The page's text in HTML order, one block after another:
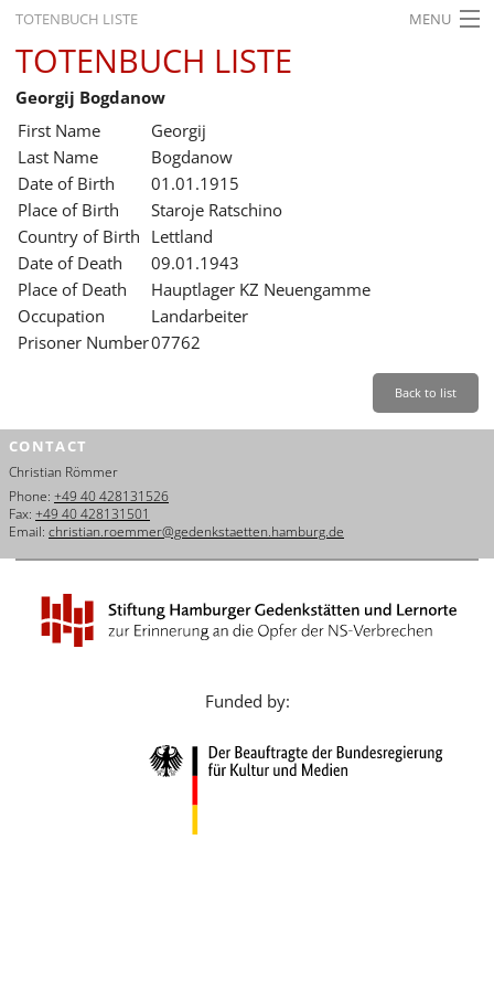
TOTENBUCH LISTE MENU
STARTSEITE
AUSSTELLUNGEN
GESCHICHTE
BILDUNG
FORSCHUNG
SERVICE
Leichte Sprache Back
Dansk
Español
Italiano
Nederlands
Português
TOTENBUCH LISTE
Georgij Bogdanow
First Name
Georgij
Last Name
Bogdanow
Date of Birth
01.01.1915
Place of Birth
Staroje Ratschino
Country of Birth Lettland
Date of Death
09.01.1943
Place of Death
Hauptlager KZ Neuengamme
Occupation
Landarbeiter
Prisoner Number07762
Back to list
CONTACT
Christian Römmer
Phone: +49 40 428131526
Fax: +49 40 428131501
Email: christian.roemmer@gedenkstaetten.hamburg.de
Funded by: